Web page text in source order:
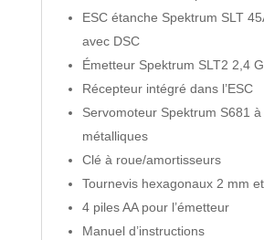
ESC étanche Spektrum SLT
avec DSC
Émetteur Spektrum SLT2 2,4
Récepteur intégré dans l’ESC
Servomoteur Spektrum S681
métalliques
Clé à roue/amortisseurs
Tournevis hexagonaux 2 mm
4 piles AA pour l’émetteur
Manuel d’instructions